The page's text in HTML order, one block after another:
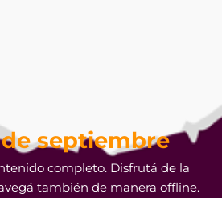
de septiembre
completo. Disfrutá de la
también de manera offline.